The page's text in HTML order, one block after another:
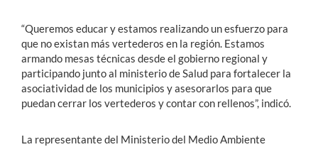
“Queremos educar y estamos realizando un esfuerzo para
que no existan más vertederos en la región. Estamos
armando mesas técnicas desde el gobierno regional y
participando junto al ministerio de Salud para fortalecer la
asociatividad de los municipios y asesorarlos para que
puedan cerrar los vertederos y contar con rellenos”, indicó.
La representante del Ministerio del Medio Ambiente